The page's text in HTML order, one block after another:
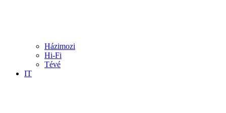
Házimozi
Hi-Fi
Tévé
IT